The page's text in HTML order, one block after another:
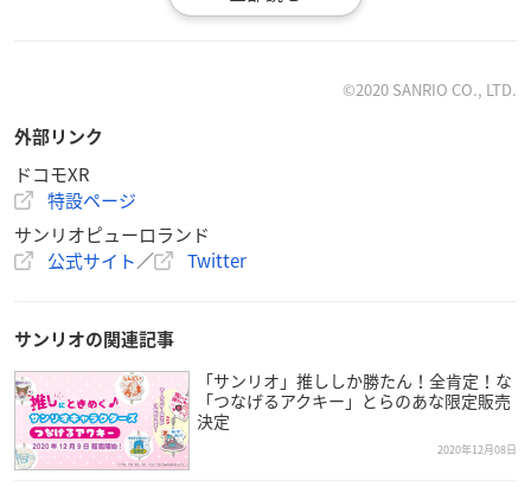
シナモロールのデコレーションカフェ：1,200円
14歳以上
©2020 SANRIO CO., LTD.
外部リンク
ドコモXR
特設ページ
サンリオピューロランド
公式サイト／ Twitter
サンリオの関連記事
「サンリオ」推ししか勝たん！全肯定！な
「つなげるアクキー」とらのあな限定販売
決定
2020年12月08日